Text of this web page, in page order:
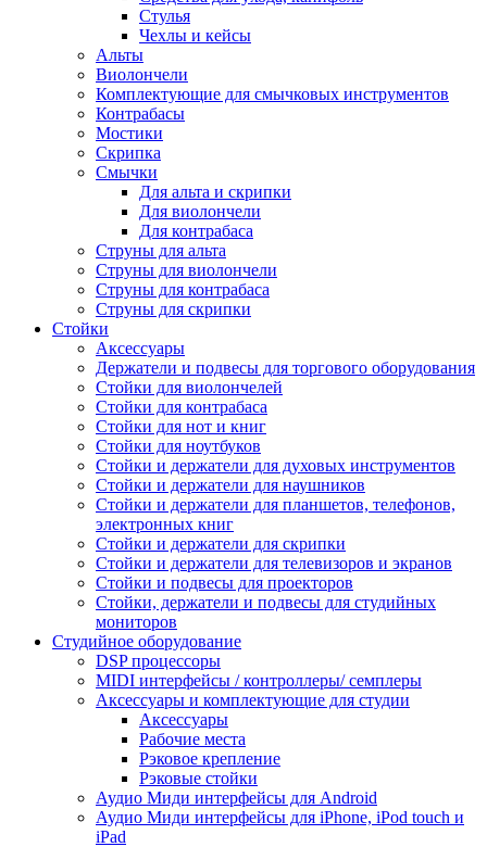
Стулья
Чехлы и кейсы
Альты
Виолончели
Комплектующие для смычковых инструментов
Контрабасы
Мостики
Скрипка
Смычки
Для альта и скрипки
Для виолончели
Для контрабаса
Струны для альта
Струны для виолончели
Струны для контрабаса
Струны для скрипки
Стойки
Аксессуары
Держатели и подвесы для торгового оборудования
Стойки для виолончелей
Стойки для контрабаса
Стойки для нот и книг
Стойки для ноутбуков
Стойки и держатели для духовых инструментов
Стойки и держатели для наушников
Стойки и держатели для планшетов, телефонов,
электронных книг
Стойки и держатели для скрипки
Стойки и держатели для телевизоров и экранов
Стойки и подвесы для проекторов
Стойки, держатели и подвесы для студийных
мониторов
Студийное оборудование
DSP процессоры
MIDI интерфейсы / контроллеры/ семплеры
Аксессуары и комплектующие для студии
Аксессуары
Рабочие места
Рэковое крепление
Рэковые стойки
Аудио Миди интерфейсы для Android
Аудио Миди интерфейсы для iPhone, iPod touch и
iPad